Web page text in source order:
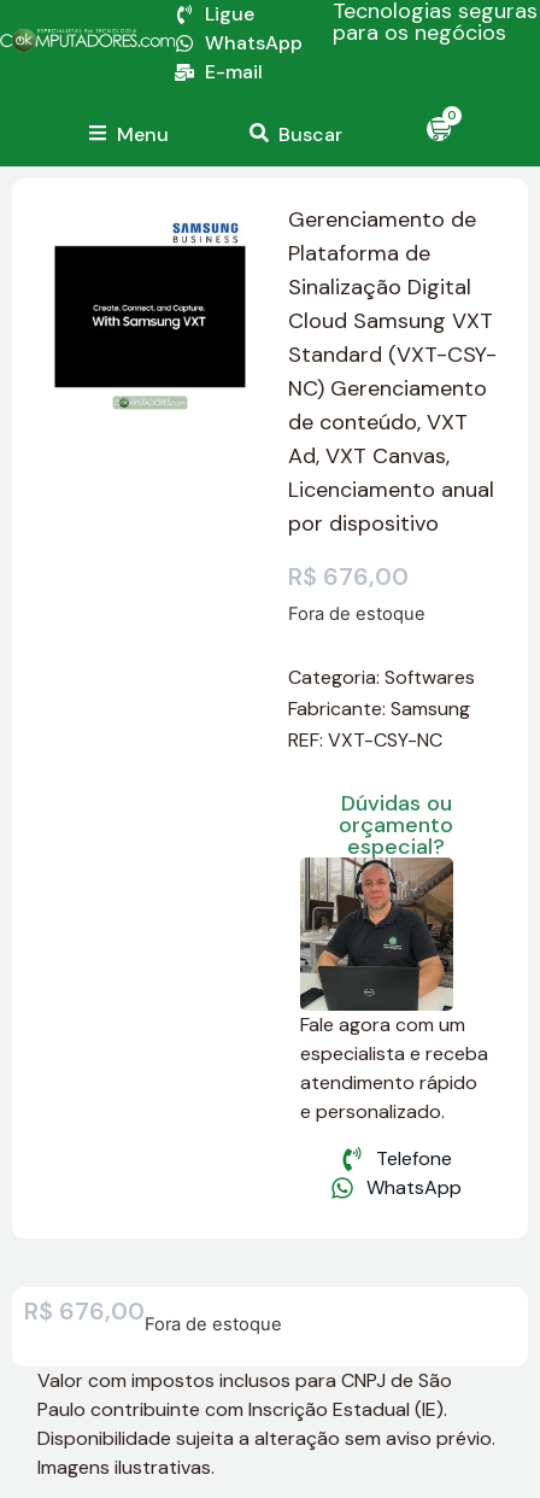
Ligue
WhatsApp
E-mail
Tecnologias seguras
para os negócios
Menu Buscar
0
Gerenciamento de
Plataforma de
Sinalização Digital
Cloud Samsung VXT
Standard (VXT-CSY-
NC) Gerenciamento
de conteúdo, VXT
Ad, VXT Canvas,
Licenciamento anual
por dispositivo
R$ 676,00
Fora de estoque
Categoria:Softwares
Fabricante:Samsung
REF: VXT-CSY-NC
Dúvidas ou
orçamento
especial?
Fale agora com um
especialista e receba
atendimento rápido
e personalizado.
Telefone
WhatsApp
R$ 676,00Fora de estoque
Valor com impostos inclusos para CNPJ de São
Paulo contribuinte com Inscrição Estadual (IE).
Disponibilidade sujeita a alteração sem aviso prévio.
Imagens ilustrativas.